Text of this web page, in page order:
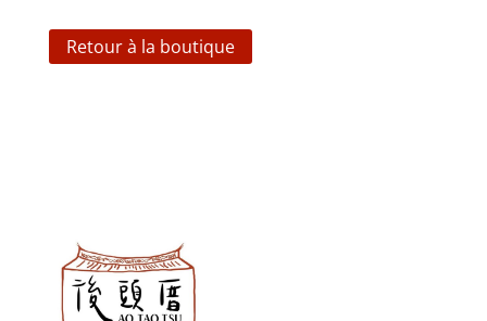
Retour à la boutique